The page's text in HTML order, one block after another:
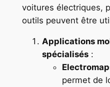
voitures électriques,
outils peuvent être
Applications
spécialisés:
permet de